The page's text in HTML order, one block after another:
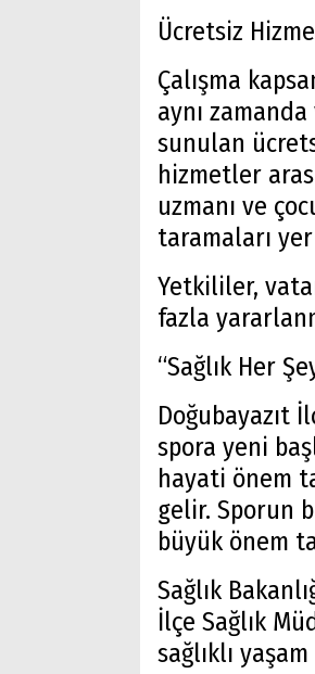
Ücretsiz
Çalışma
aynı
sunulan
hizmetler
uzmanı ve
taramaları yer
Yetkililer,
fazla
“Sağlık Her
Doğubayazıt
spora yeni
hayati önem
gelir. Sporun
büyük önem
Sağlık
İlçe Sağlık
sağlıklı